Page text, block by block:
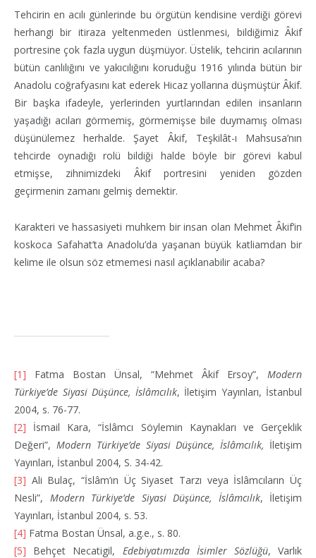
Tehcirin en acılı günlerinde bu örgütün kendisine verdiği görevi
herhangi bir itiraza yeltenmeden üstlenmesi, bildiğimiz Âkif
portresine çok fazla uygun düşmüyor. Üstelik, tehcirin acılarının
bütün canlılığını ve yakıcılığını koruduğu 1916 yılında bütün bir
Anadolu coğrafyasını kat ederek Hicaz yollarına düşmüştür Âkif.
Bir başka ifadeyle, yerlerinden yurtlarından edilen insanların
yaşadığı acıları görmemiş, görmemişse bile duymamış olması
düşünülemez herhalde. Şayet Âkif, Teşkilât-ı Mahsusa’nın
tehcirde oynadığı rolü bildiği halde böyle bir görevi kabul
etmişse, zihnimizdeki Âkif portresini yeniden gözden
geçirmenin zamanı gelmiş demektir.
Karakteri ve hassasiyeti muhkem bir insan olan Mehmet Âkif’in
koskoca Safahat’ta Anadolu’da yaşanan büyük katliamdan bir
kelime ile olsun söz etmemesi nasıl açıklanabilir acaba?
[1] Fatma Bostan Ünsal, “Mehmet Âkif Ersoy”, Modern
Türkiye’de Siyasi Düşünce, İslâmcılık, İletişim Yayınları, İstanbul
2004, s. 76-77.
[2] İsmail Kara, “İslâmcı Söylemin Kaynakları ve Gerçeklik
Değeri”, Modern Türkiye’de Siyasi Düşünce, İslâmcılık, İletişim
Yayınları, İstanbul 2004, S. 34-42.
[3] Ali Bulaç, “İslâm’ın Üç Siyaset Tarzı veya İslâmcıların Üç
Nesli”, Modern Türkiye’de Siyasi Düşünce, İslâmcılık, İletişim
Yayınları, İstanbul 2004, s. 53.
[4] Fatma Bostan Ünsal, a.g.e., s. 80.
[5] Behçet Necatigil, Edebiyatımızda İsimler Sözlüğü, Varlık